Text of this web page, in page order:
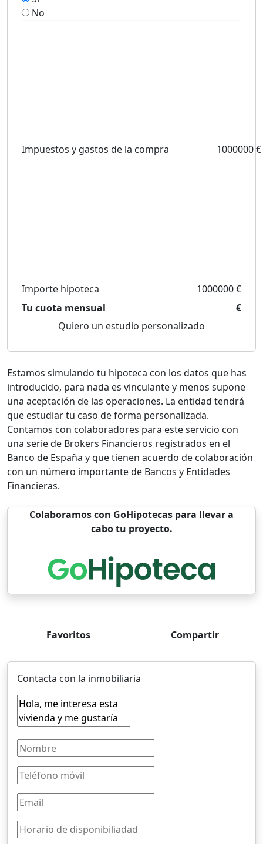
No
Impuestos y gastos de la compra 1000000 €
Importe hipoteca
1000000 €
Tu cuota mensual
€
Quiero un estudio personalizado
Estamos simulando tu hipoteca con los datos que has
introducido, para nada es vinculante y menos supone
una aceptación de las operaciones. La entidad tendrá
que estudiar tu caso de forma personalizada.
Contamos con colaboradores para este servicio con
una serie de Brokers Financieros registrados en el
Banco de España y que tienen acuerdo de colaboración
con un número importante de Bancos y Entidades
Financieras.
Colaboramos con GoHipotecas para llevar a
cabo tu proyecto.
Favoritos Compartir
Contacta con la inmobiliaria